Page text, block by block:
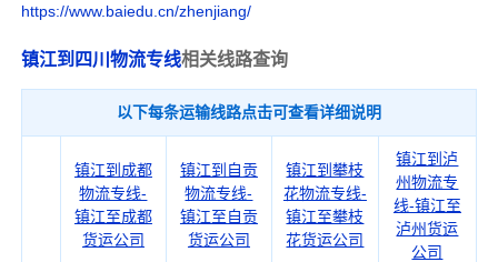
https://www.baiedu.cn/zhenjiang/
镇江到四川物流专线相关线路查询
以下每条运输线路点击可查看详细说明
镇江到成都
物流专线-
镇江至成都
货运公司
镇江到自贡
物流专线-
镇江至自贡
货运公司
镇江到攀枝
花物流专线-
镇江至攀枝
花货运公司
镇江到泸
州物流专
线-镇江至
泸州货运
公司